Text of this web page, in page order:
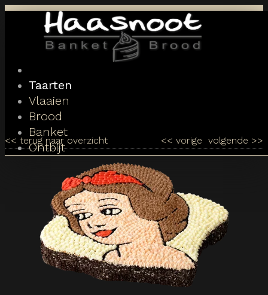
Toggle
navigation
Taarten
Vlaaien
Brood
Banket
Ontbijt
<< terug naar overzicht volgende >>
<< vorige